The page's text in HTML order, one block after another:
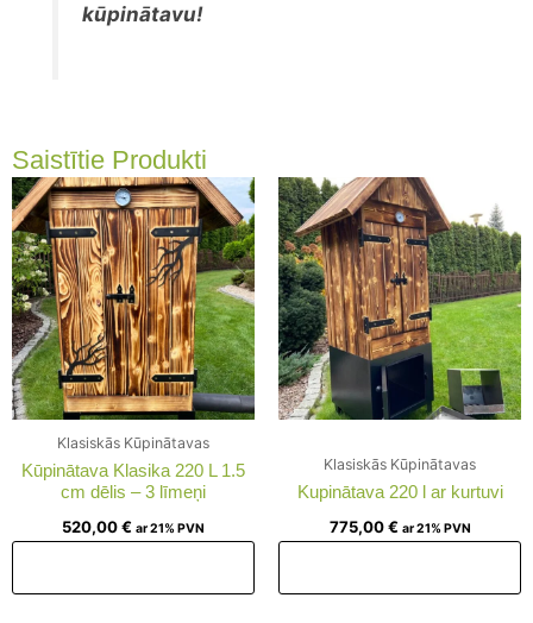
kūpinātavu!
Saistītie Produkti
Klasiskās Kūpinātavas
Kūpinātava Klasika 220 L 1.5
cm dēlis – 3 līmeņi
520,00€ ar 21% PVN
Klasiskās Kūpinātavas
Kupinātava 220 l ar kurtuvi
775,00€ ar 21% PVN